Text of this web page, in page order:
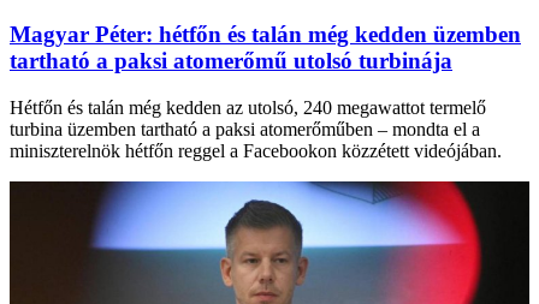
Magyar Péter: hétfőn és talán még kedden üzemben
tartható a paksi atomerőmű utolsó turbinája
Hétfőn és talán még kedden az utolsó, 240 megawattot termelő
turbina üzemben tartható a paksi atomerőműben – mondta el a
miniszterelnök hétfőn reggel a Facebookon közzétett videójában.